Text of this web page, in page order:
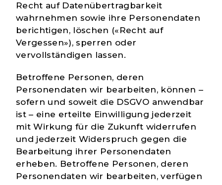
Recht auf Datenübertragbarkeit
wahrnehmen sowie ihre Personendaten
berichtigen, löschen («Recht auf
Vergessen»), sperren oder
vervollständigen lassen.
Betroffene Personen, deren
Personendaten wir bearbeiten, können –
sofern und soweit die DSGVO anwendbar
ist – eine erteilte Einwilligung jederzeit
mit Wirkung für die Zukunft widerrufen
und jederzeit Widerspruch gegen die
Bearbeitung ihrer Personendaten
erheben. Betroffene Personen, deren
Personendaten wir bearbeiten, verfügen